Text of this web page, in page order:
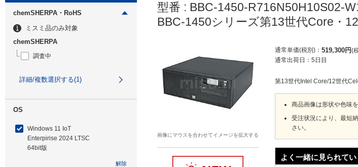
chemSHERPA・RoHS
ミスミ品のみ対象
chemSHERPA
調査中
詳細/複数選択する(1)
OS
Windows 11 IoT
Enterpirise 2024 LTSC
64bit版
解除
型番 : BBC-1450-R716N50H10S02-
BBC-1450シリーズ第13世代Core・
画像にマウスを合わせてイメージを拡大する
通常単価(税別) 519,300円
通常出荷日： 5日目
第13世代Intel Core/12世代
商品画像は形状や色味
受注状況により、最短
さい。
よく一緒に見られて